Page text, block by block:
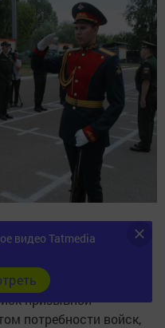
РТ
призывником
то решение о
призывной
потребности войск,
видео Tatmedia